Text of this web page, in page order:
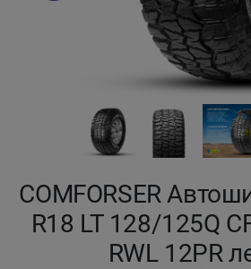
COMFORSER
R18 LT 128/125Q
RWL 12PR
Кызылорда
Петропавловск